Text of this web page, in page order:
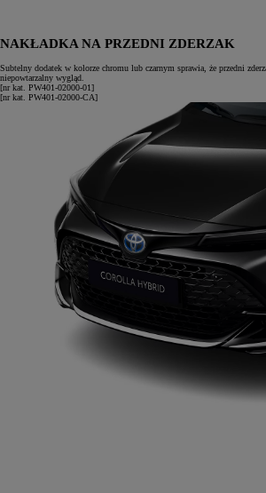
NAKŁADKA NA PRZEDNI ZDERZAK
Subtelny dodatek w kolorze chromu lub czarnym sprawia, że przedni
niepowtarzalny wygląd.
[nr kat. PW401-02000-01]
[nr kat. PW401-02000-CA]